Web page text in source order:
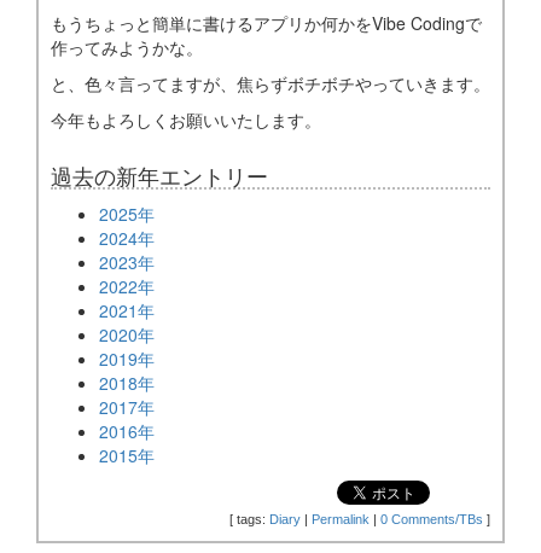
もうちょっと簡単に書けるアプリか何かをVibe Codingで
作ってみようかな。
と、色々言ってますが、焦らずボチボチやっていきます。
今年もよろしくお願いいたします。
過去の新年エントリー
2025年
2024年
2023年
2022年
2021年
2020年
2019年
2018年
2017年
2016年
2015年
[ tags: Diary | Permalink | 0 Comments/TBs ]